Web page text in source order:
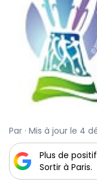
Par · Mis à jour le 4
Plus de
Sortir à Paris.